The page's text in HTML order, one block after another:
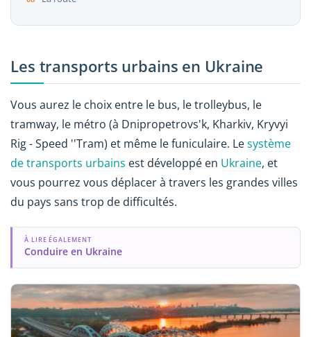
Les transports urbains en Ukraine
Vous aurez le choix entre le bus, le trolleybus, le
tramway, le métro (à Dnipropetrovs'k, Kharkiv, Kryvyi
Rig - Speed ''Tram) et même le funiculaire. Lesystème
de transports urbains est développé en Ukraine, et
vous pourrez vous déplacer à travers les grandes villes
du pays sans trop de difficultés.
À LIRE ÉGALEMENT
Conduire en Ukraine